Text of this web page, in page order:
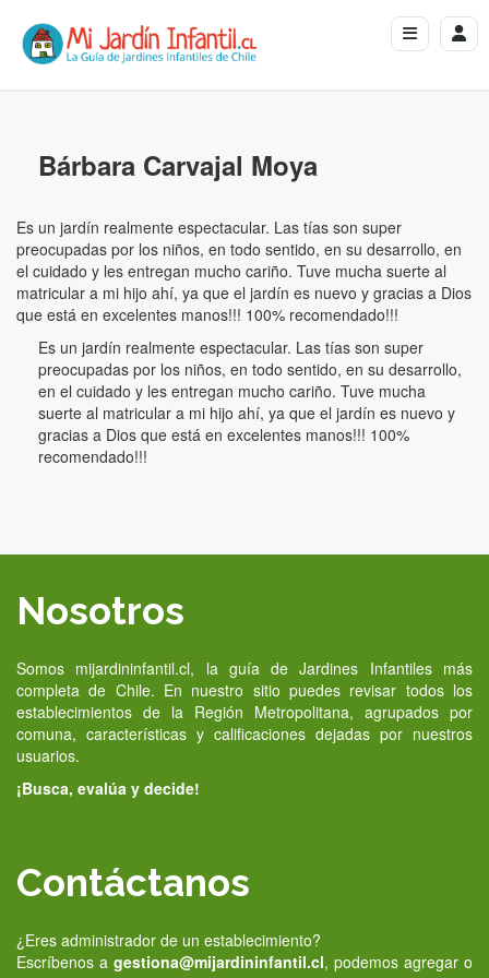
Bárbara Carvajal Moya
Es un jardín realmente espectacular. Las tías son super
preocupadas por los niños, en todo sentido, en su desarrollo, en
el cuidado y les entregan mucho cariño. Tuve mucha suerte al
matricular a mi hijo ahí, ya que el jardín es nuevo y gracias a Dios
que está en excelentes manos!!! 100% recomendado!!!
Es un jardín realmente espectacular. Las tías son super
preocupadas por los niños, en todo sentido, en su desarrollo,
en el cuidado y les entregan mucho cariño. Tuve mucha
suerte al matricular a mi hijo ahí, ya que el jardín es nuevo y
gracias a Dios que está en excelentes manos!!! 100%
recomendado!!!
Nosotros
Somos mijardininfantil.cl, la guía de Jardines Infantiles más
completa de Chile. En nuestro sitio puedes revisar todos los
establecimientos de la Región Metropolitana, agrupados por
comuna, características y calificaciones dejadas por nuestros
usuarios.
¡Busca, evalúa y decide!
Contáctanos
¿Eres administrador de un establecimiento?
Escríbenos a gestiona@mijardininfantil.cl, podemos agregar o